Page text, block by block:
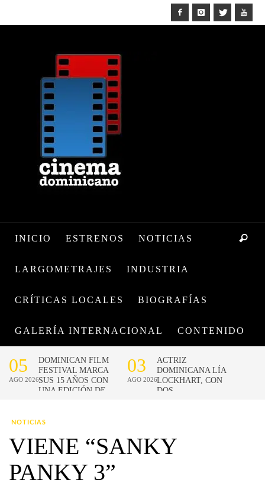
INICIO ESTRENOS NOTICIAS
LARGOMETRAJES INDUSTRIA
CRÍTICAS LOCALES BIOGRAFÍAS
GALERÍA INTERNACIONAL CONTENIDO
NOTICIAS
VIENE “SANKY
PANKY 3”